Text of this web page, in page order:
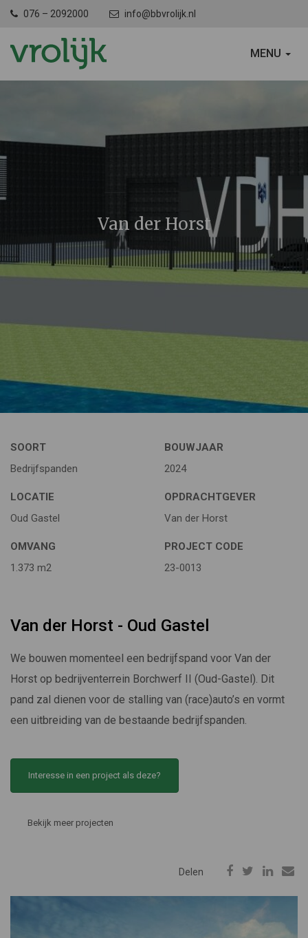
076 – 2092000 info@bbvrolijk.nl
SCHAKEL
MENU
Van der Horst
SOORT
Bedrijfspanden
BOUWJAAR
2024
LOCATIE
Oud Gastel
OPDRACHTGEVER
Van der Horst
OMVANG
1.373 m2
PROJECT CODE
23-0013
Van der Horst - Oud Gastel
We bouwen momenteel een bedrijfspand voor Van der
Horst op bedrijventerrein Borchwerf II (Oud-Gastel). Dit
pand zal dienen voor de stalling van (race)auto’s en vormt
een uitbreiding van de bestaande bedrijfspanden.
Interesse in een project als deze?
Bekijk meer projecten
Delen